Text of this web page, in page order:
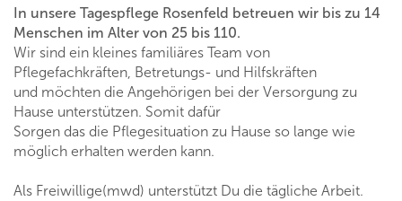
In unsere Tagespflege Rosenfeld betreuen wir bis zu 14
Menschen im Alter von 25 bis 110.
Wir sind ein kleines familiäres Team von
Pflegefachkräften, Betretungs- und Hilfskräften
und möchten die Angehörigen bei der Versorgung zu
Hause unterstützen. Somit dafür
Sorgen das die Pflegesituation zu Hause so lange wie
möglich erhalten werden kann.
Als Freiwillige(mwd) unterstützt Du die tägliche Arbeit.